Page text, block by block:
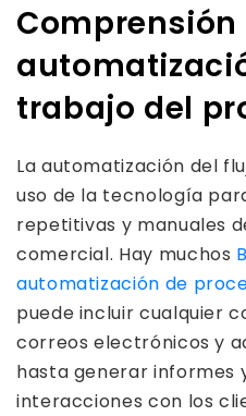
Comprensión
trabajo del
La automatización del
uso de la tecnología
repetitivas y manuales
comercial. Hay muchos
automatización de
puede incluir cualquier
correos electrónicos y
hasta generar informes
interacciones con los